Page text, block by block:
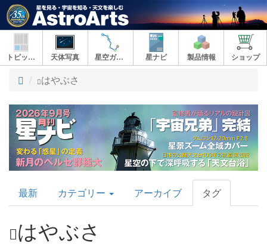
トピックス 天体写真 星空ガイド 星ナビ 製品情報 ショップ
ト
プ
はやぶさ
AstroArts
Topics
最新 カテゴリー アーカイブ タグ
はやぶさ